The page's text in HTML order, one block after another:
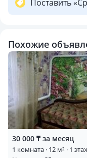
Поставить
Похожие
30 000 ₸ за месяц
1 комната · 12 м² · 1